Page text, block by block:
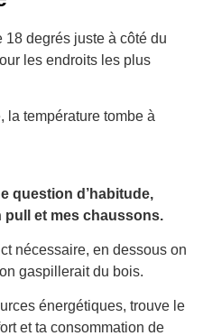
18 degrés juste à côté du
les endroits les plus
la température tombe à
question d’habitude,
pull et mes chaussons.
nécessaire, en dessous on
gaspillerait du bois.
énergétiques, trouve le
et ta consommation de